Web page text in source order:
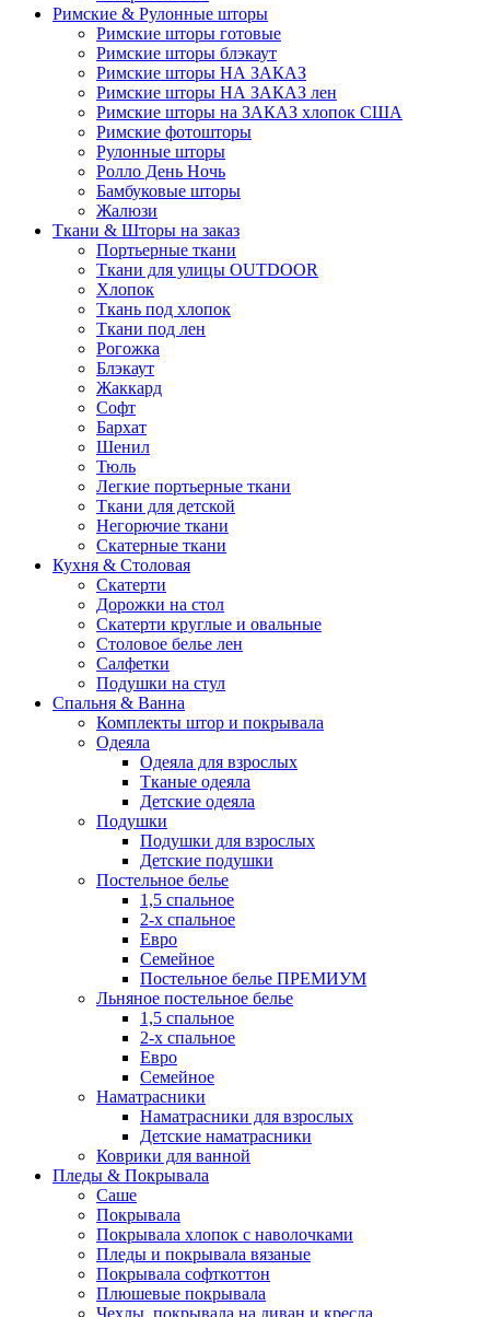
Римские & Рулонные шторы
Римские шторы готовые
Римские шторы блэкаут
Римские шторы НА ЗАКАЗ
Римские шторы НА ЗАКАЗ лен
Римские шторы на ЗАКАЗ хлопок США
Римские фотошторы
Рулонные шторы
Ролло День Ночь
Бамбуковые шторы
Жалюзи
Ткани & Шторы на заказ
Портьерные ткани
Ткани для улицы OUTDOOR
Хлопок
Ткань под хлопок
Ткани под лен
Рогожка
Блэкаут
Жаккард
Софт
Бархат
Шенил
Тюль
Легкие портьерные ткани
Ткани для детской
Негорючие ткани
Скатерные ткани
Кухня & Столовая
Скатерти
Дорожки на стол
Скатерти круглые и овальные
Столовое белье лен
Салфетки
Подушки на стул
Спальня & Ванна
Комплекты штор и покрывала
Одеяла
Одеяла для взрослых
Тканые одеяла
Детские одеяла
Подушки
Подушки для взрослых
Детские подушки
Постельное белье
1,5 спальное
2-х спальное
Евро
Семейное
Постельное белье ПРЕМИУМ
Льняное постельное белье
1,5 спальное
2-х спальное
Евро
Семейное
Наматрасники
Наматрасники для взрослых
Детские наматрасники
Коврики для ванной
Пледы & Покрывала
Саше
Покрывала
Покрывала хлопок с наволочками
Пледы и покрывала вязаные
Покрывала софткоттон
Плюшевые покрывала
Чехлы, покрывала на диван и кресла